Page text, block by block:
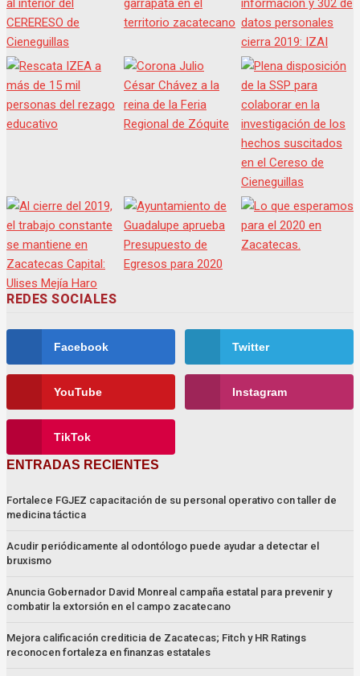
REDES SOCIALES
Facebook Twitter
YouTube Instagram
TikTok
ENTRADAS RECIENTES
Fortalece FGJEZ capacitación de su personal operativo con taller de
medicina táctica
Acudir periódicamente al odontólogo puede ayudar a detectar el
bruxismo
Anuncia Gobernador David Monreal campaña estatal para prevenir y
combatir la extorsión en el campo zacatecano
Mejora calificación crediticia de Zacatecas; Fitch y HR Ratings
reconocen fortaleza en finanzas estatales